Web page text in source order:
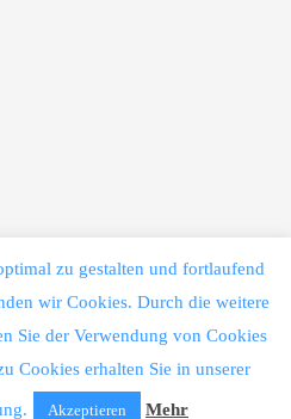
zu gestalten und fortlaufend
wir Cookies. Durch die weitere
Sie der Verwendung von Cookies
Cookies erhalten Sie in unserer
Akzeptieren Mehr